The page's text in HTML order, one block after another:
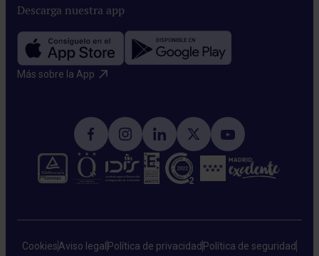
Descarga nuestra app
Más sobre la App​
CookiesAviso legalPolítica de privacidadPolítica de seguridad